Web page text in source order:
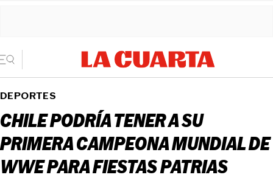
DEPORTES
CHILE PODRÍA TENER A SU
PRIMERA CAMPEONA MUNDIAL DE
WWE PARA FIESTAS PATRIAS